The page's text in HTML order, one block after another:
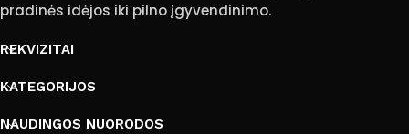
pradinės idėjos iki pilno įgyvendinimo.
REKVIZITAI
KATEGORIJOS
NAUDINGOS NUORODOS